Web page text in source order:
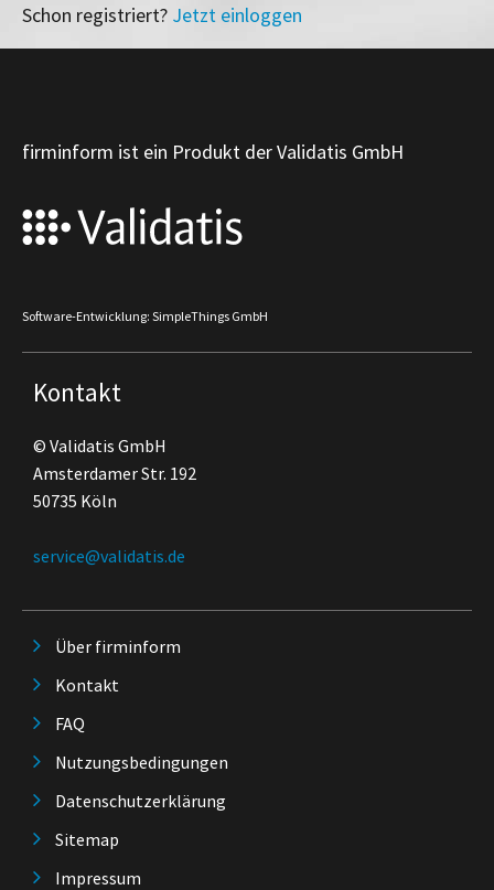
Schon registriert? Jetzt einloggen
firminform ist ein Produkt der Validatis GmbH
Software-Entwicklung: SimpleThings GmbH
Kontakt
© Validatis GmbH
Amsterdamer Str. 192
50735 Köln
service@validatis.de
Über firminform
Kontakt
FAQ
Nutzungsbedingungen
Datenschutzerklärung
Sitemap
Impressum